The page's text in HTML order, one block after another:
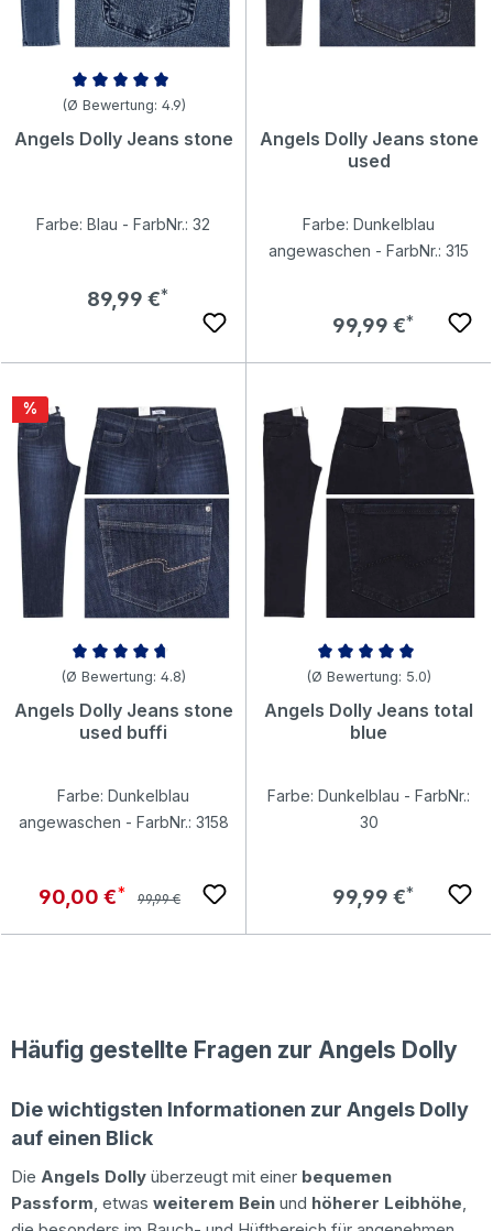
Durchschnittliche Bewertung von 4.93 von 5 Sternen
(Ø Bewertung: 4.9)
Angels Dolly Jeans stone
Farbe: Blau - FarbNr.: 32
Regulärer Preis:
89,99 €
Angels Dolly Jeans stone
used
Farbe: Dunkelblau
angewaschen - FarbNr.: 315
Regulärer Preis:
99,99 €
Rabatt
%
Durchschnittliche Bewertung von 4.78 von 5 Sternen
(Ø Bewertung: 4.8)
Angels Dolly Jeans stone
used buffi
Farbe: Dunkelblau
angewaschen - FarbNr.: 3158
Verkaufspreis:
90,00 € Regulärer Preis:
99,99 €
Durchschnittliche Bewertung
(Ø Bewertung: 5.0)
Angels Dolly Jeans total
blue
Farbe: Dunkelblau - FarbNr.:
30
Regulärer Preis:
99,99 €
Häufig gestellte Fragen zur Angels Dolly
Die wichtigsten Informationen zur Angels Dolly
auf einen Blick
Die Angels Dolly überzeugt mit einer bequemen
Passform, etwas weiterem Bein und höherer Leibhöhe,